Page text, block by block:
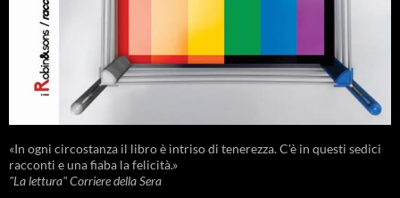
«In ogni circostanza il libro è intriso di tenerezza. C'è in questi sedici
racconti e una fiaba la felicità.»
"La lettura" Corriere della Sera